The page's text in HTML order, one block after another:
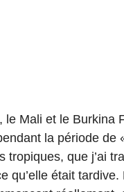
le Mali et le Burkina
la période de
tropiques, que j’ai
qu’elle était